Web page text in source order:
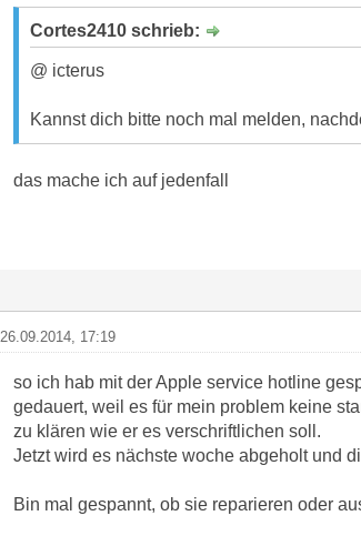
Cortes2410 schrieb:
@ icterus
Kannst dich bitte noch mal melden,
das mache ich auf jedenfall
26.09.2014, 17:19
so ich hab mit der Apple service hotline
gedauert, weil es für mein problem keine
zu klären wie er es verschriftlichen soll.
Jetzt wird es nächste woche abgeholt und
Bin mal gespannt, ob sie reparieren oder